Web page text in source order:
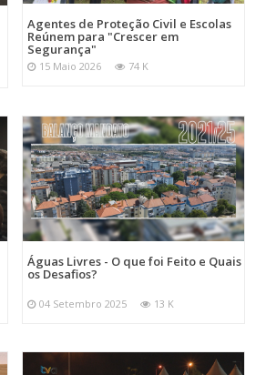
Agentes de Proteção Civil e Escolas
Reúnem para "Crescer em
Segurança"
15 Maio 2026 74 K
Águas Livres - O que foi Feito e Quais
os Desafios?
04 Setembro 2025 13 K